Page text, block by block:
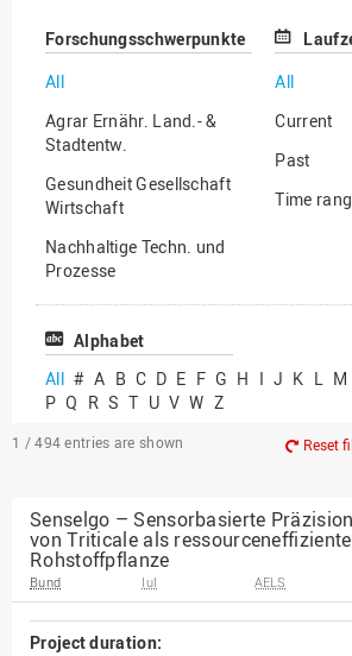
Sonstige
Forschungsschwerpunkte
All
Agrar Ernähr. Land.- &
Stadtentw.
Gesundheit Gesellschaft
Wirtschaft
Nachhaltige Techn. und
Prozesse
Vielfältiges Forschen
All
Current
Past
Time
Alphabet
All # A B C D E F G H I J K L M
P Q R S T U V W Z
1 / 494 entries are shown Reset
Senselgo – Sensorbasierte
von Triticale als ressourceneffiziente
Rohstoffpflanze
Bund IuI AELS
Project duration: